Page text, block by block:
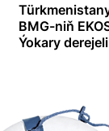
BMG-niň
Ýokary